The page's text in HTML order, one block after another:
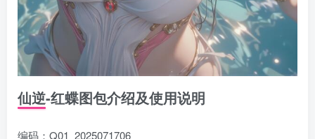
仙逆-红蝶图包介绍及使用说明
编码：Q01_2025071706